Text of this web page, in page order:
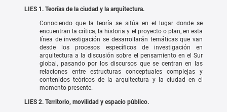
LIES 1. Teorías de la ciudad y la arquitectura.
Conociendo que la teoría se sitúa en el lugar donde se
encuentran la crítica, la historia y el proyecto o plan, en esta
línea de investigación se desarrollarán temáticas que van
desde los procesos específicos de investigación en
arquitectura a la discusión sobre el pensamiento en el Sur
global, pasando por los discursos que se centran en las
relaciones entre estructuras conceptuales complejas y
contenidos teóricos de la arquitectura y la ciudad en el
momento presente.
LIES 2. Territorio, movilidad y espacio público.